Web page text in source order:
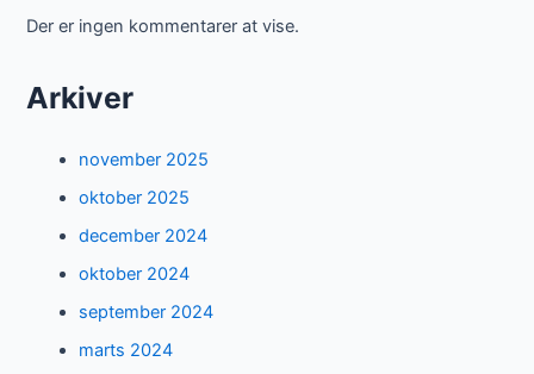
Der er ingen kommentarer at vise.
Arkiver
november 2025
oktober 2025
december 2024
oktober 2024
september 2024
marts 2024